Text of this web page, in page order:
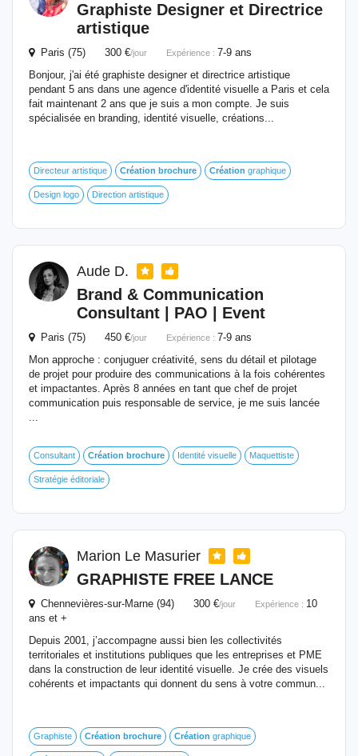
Graphiste Designer et Directrice
artistique
Paris (75) 300 €/jour Expérience : 7-9 ans
Bonjour, j'ai été graphiste designer et directrice artistique
pendant 5 ans dans une agence d'identité visuelle a Paris et cela
fait maintenant 2 ans que je suis a mon compte. Je suis
spécialisée en branding, identité visuelle, créations...
Directeur artistique Création brochure Création graphique
Design logo Direction artistique
Aude D.
Brand & Communication
Consultant | PAO | Event
Paris (75) 450 €/jour Expérience : 7-9 ans
Mon approche : conjuguer créativité, sens du détail et pilotage
de projet pour produire des communications à la fois cohérentes
et impactantes. Après 8 années en tant que chef de projet
communication puis responsable de service, je me suis lancée
...
Consultant Création brochure Identité visuelle Maquettiste
Stratégie éditoriale
Marion Le Masurier
GRAPHISTE FREE LANCE
Chennevières-sur-Marne (94) 300 €/jour Expérience : 10
ans et +
Depuis 2001, j’accompagne aussi bien les collectivités
territoriales et institutions publiques que les entreprises et PME
dans la construction de leur identité visuelle. Je crée des visuels
cohérents et impactants qui donnent du sens à votre commun...
Graphiste Création brochure Création graphique